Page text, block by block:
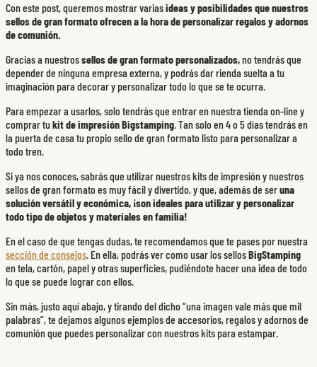
Con este post, queremos mostrar variasideas y posibilidades que nuestros
sellos de gran formato ofrecen a la hora de personalizar regalos y adornos
de comunión.
Gracias a nuestrossellos de gran formato personalizados,no tendrás que
depender de ninguna empresa externa, y podrás dar rienda suelta a tu
imaginación para decorar y personalizar todo lo que se te ocurra.
Para empezar a usarlos, solo tendrás que entrar en nuestra tienda on-line y
comprar tu kit de impresión Bigstamping. Tan solo en 4 o 5 días tendrás en
la puerta de casa tu propio sello de gran formato listo para personalizar a
todo tren.
Si ya nos conoces, sabrás que utilizar nuestros kits de impresión y nuestros
sellos de gran formato es muy fácil y divertido, y que, además de seruna
solución versátil y económica, ¡son ideales para utilizar y personalizar
todo tipo de objetos y materiales en familia!
En el caso de que tengas dudas, te recomendamos que te pases por nuestra
sección de consejos. En ella, podrás ver como usar los sellosBigStamping
en tela, cartón, papel y otras superficies, pudiéndote hacer una idea de todo
lo que se puede lograr con ellos.
Sin más, justo aquí abajo, y tirando del dicho “una imagen vale más que mil
palabras”, te dejamos algunos ejemplos de accesorios, regalos y adornos de
comunión que puedes personalizar con nuestros kits para estampar.